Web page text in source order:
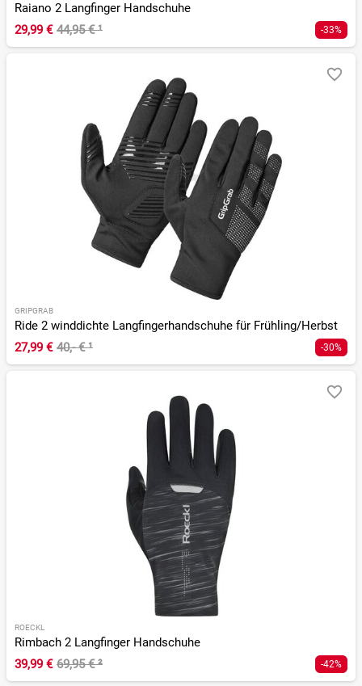
Raiano 2 Langfinger Handschuhe
29,99 € 44,95 €¹ -33%
GRIPGRAB
Ride 2 winddichte Langfingerhandschuhe für Frühling/Herbst
27,99 € 40,- €¹ -30%
ROECKL
Rimbach 2 Langfinger Handschuhe
39,99 € 69,95 €² -42%